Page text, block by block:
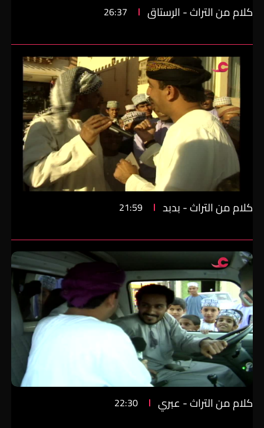
كلام من التراث - الرستاق 26:37
كلام من التراث - بدبد 21:59
كلام من التراث - عبري 22:30